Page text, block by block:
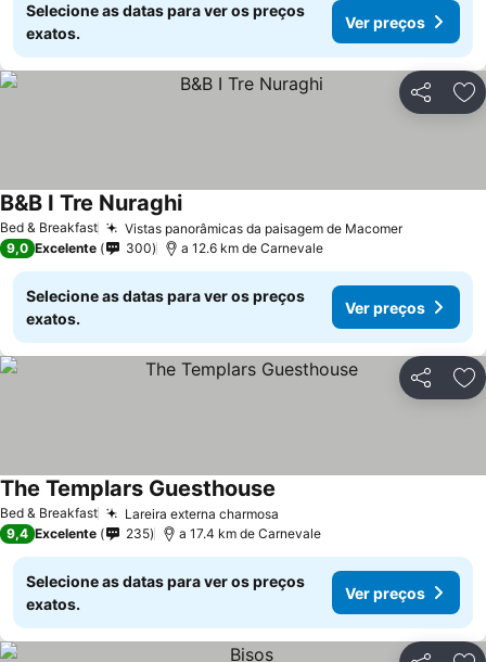
Selecione as datas para ver os preços
exatos.
Ver preços
Partilhar
Bed & Breakfast Vistas panorâmicas da paisagem de Macomer
B&B I Tre Nuraghi
9,0 Excelente 300 a 12.6 km de Carnevale
Selecione as datas para ver os preços
exatos.
Ver preços
Partilhar
Bed & Breakfast Lareira externa charmosa
The Templars Guesthouse
9,4 Excelente 235 a 17.4 km de Carnevale
Selecione as datas para ver os preços
exatos.
Ver preços